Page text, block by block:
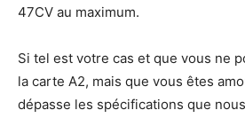
47CV au maximum.
Si tel est votre cas et que vous ne
la carte A2, mais que vous êtes
dépasse les spécifications que